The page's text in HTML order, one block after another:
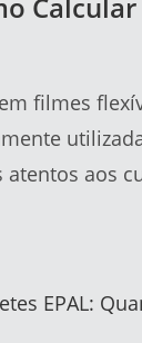
filmes
atentos aos